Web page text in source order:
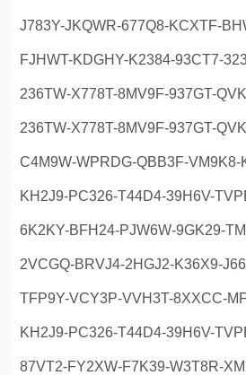
J783Y-JKQWR-677Q8-KCXTF-
FJHWT-KDGHY-K2384-93CT7-
236TW-X778T-8MV9F-937GT-
236TW-X778T-8MV9F-937GT-
C4M9W-WPRDG-QBB3F-VM9K8-
KH2J9-PC326-T44D4-39H6V-
6K2KY-BFH24-PJW6W-9GK29-
2VCGQ-BRVJ4-2HGJ2-K36X9-
TFP9Y-VCY3P-VVH3T-8XXCC-
KH2J9-PC326-T44D4-39H6V-
87VT2-FY2XW-F7K39-W3T8R-